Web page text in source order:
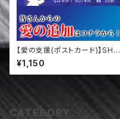
【愛の支援(ポストカード)】SHiR
OPiA / KONSOME+ / Ineed
S / HONEYBEE (8/7)
¥1,150
CATEGORY